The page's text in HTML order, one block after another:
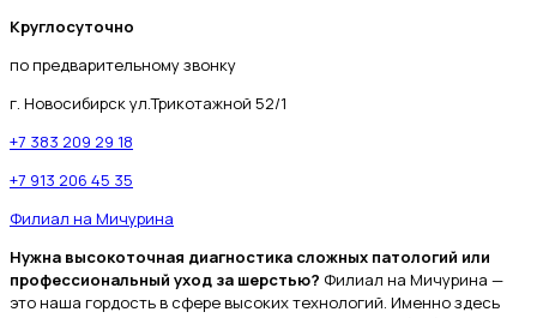
Круглосуточно
по предварительному звонку
г. Новосибирск ул.Трикотажной 52/1
+7 383 209 29 18
+7 913 206 45 35
Филиал на Мичурина
Нужна высокоточная диагностика сложных патологий или
профессиональный уход за шерстью? Филиал на Мичурина —
это наша гордость в сфере высоких технологий. Именно здесь